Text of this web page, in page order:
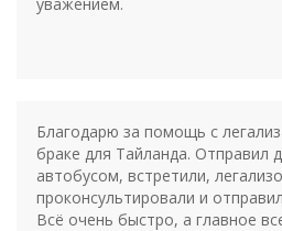
Благодарю за помощь с
браке для Тайланда. Отправил
автобусом, встретили,
проконсультировали и
Всё очень быстро, а главное